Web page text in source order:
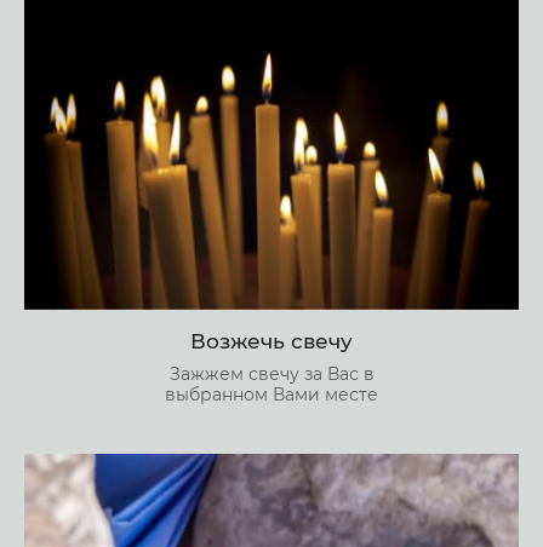
Возжечь свечу
Зажжем свечу за Вас в
выбранном Вами месте